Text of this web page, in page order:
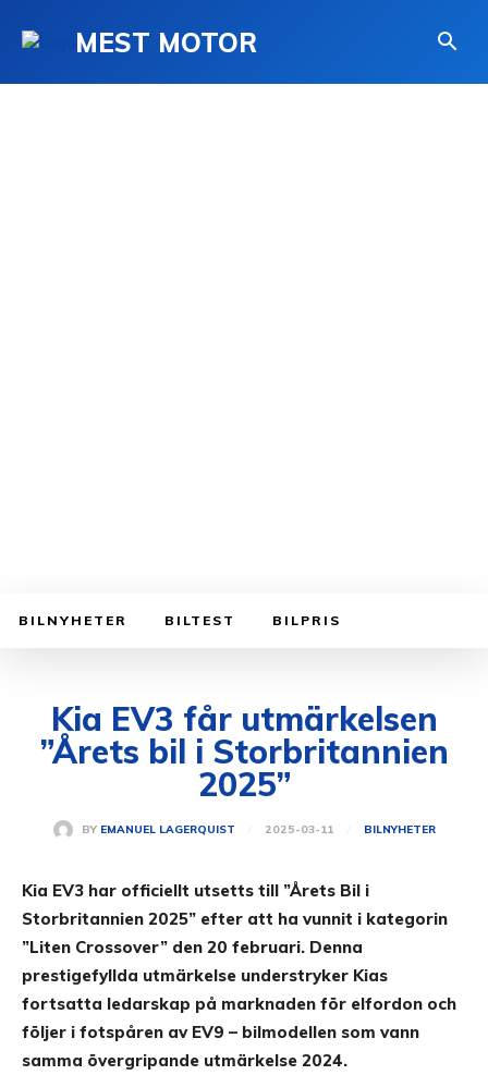
MEST MOTOR
BILNYHETER BILTEST BILPRIS
Kia EV3 får utmärkelsen
”Årets bil i Storbritannien
2025”
BY EMANUEL LAGERQUIST 2025-03-11 BILNYHETER
Kia EV3 har officiellt utsetts till ”Årets Bil i
Storbritannien 2025” efter att ha vunnit i kategorin
”Liten Crossover” den 20 februari. Denna
prestigefyllda utmärkelse understryker Kias
fortsatta ledarskap på marknaden för elfordon och
följer i fotspåren av EV9 – bilmodellen som vann
samma övergripande utmärkelse 2024.